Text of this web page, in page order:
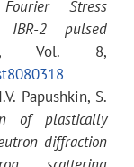
мм
Stress
2 pulsed
Vol. 8,
Papushkin, S.
of plastically
diffraction